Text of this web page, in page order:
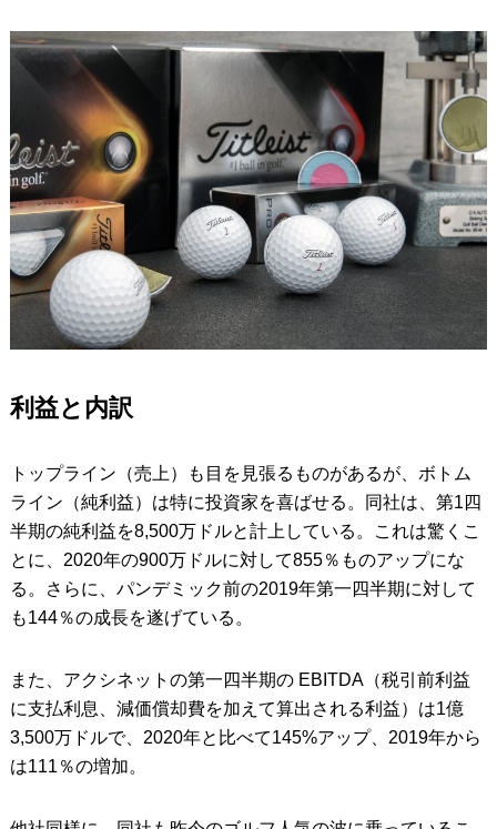
利益と内訳
トップライン（売上）も目を見張るものがあるが、ボトム
ライン（純利益）は特に投資家を喜ばせる。同社は、第1四
半期の純利益を8,500万ドルと計上している。これは驚くこ
とに、2020年の900万ドルに対して855％ものアップにな
る。さらに、パンデミック前の2019年第一四半期に対して
も144％の成長を遂げている。
また、アクシネットの第一四半期の EBITDA（税引前利益
に支払利息、減価償却費を加えて算出される利益）は1億
3,500万ドルで、2020年と比べて145%アップ、2019年から
は111％の増加。